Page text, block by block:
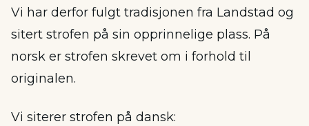
Vi har derfor fulgt tradisjonen fra Landstad og
sitert strofen på sin opprinnelige plass. På
norsk er strofen skrevet om i forhold til
originalen.
Vi siterer strofen på dansk: